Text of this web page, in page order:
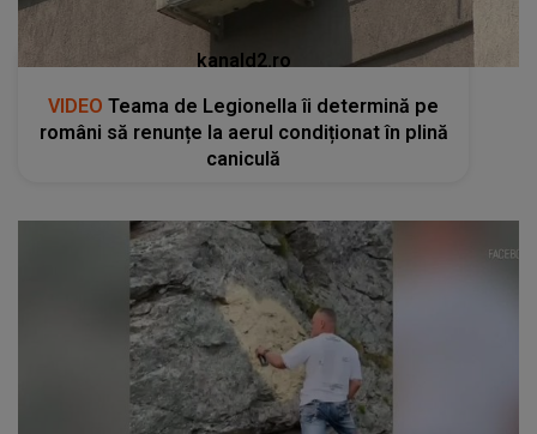
kanald2.ro
VIDEO Teama de Legionella îi determină pe
români să renunțe la aerul condiționat în plină
caniculă